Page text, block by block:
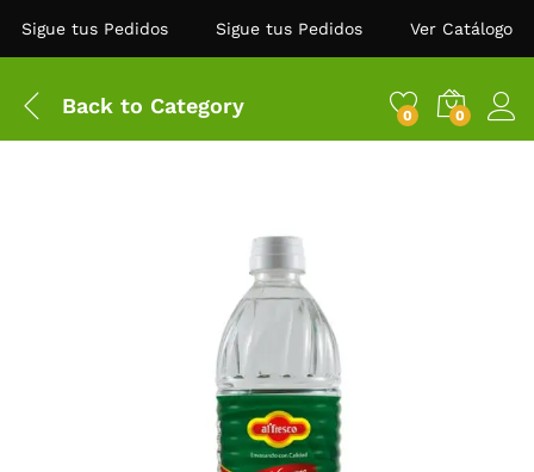
Sigue tus Pedidos Sigue tus Pedidos Ver Catálogo
Back to Category 0 0